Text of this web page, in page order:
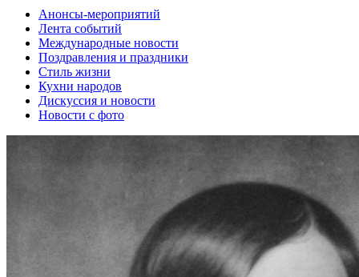
Анонсы-мероприятий
Лента событий
Международные новости
Поздравления и праздники
Cтиль жизни
Кухни народов
Дискуссия и новости
Новости с фото